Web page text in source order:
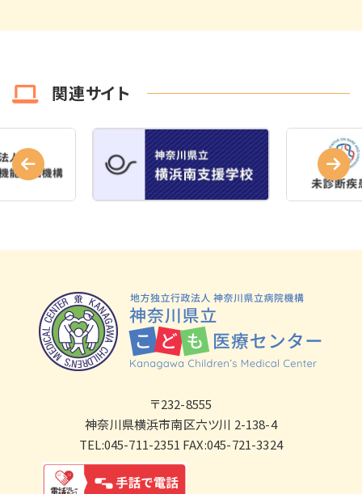
関連サイト
〒232-8555
神奈川県横浜市南区六ツ川 2-138-4
TEL:045-711-2351 FAX:045-721-3324